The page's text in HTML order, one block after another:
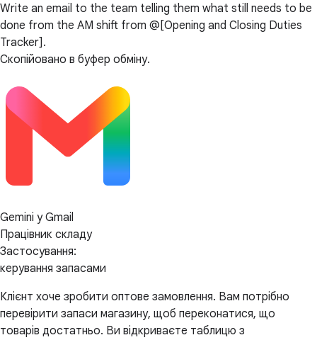
Write an email to the team telling them what still needs to be
done from the AM shift from @[Opening and Closing Duties
Tracker].
Скопійовано в буфер обміну.
Gemini у Gmail
Працівник складу
Застосування:
керування запасами
Клієнт хоче зробити оптове замовлення. Вам потрібно
перевірити запаси магазину, щоб переконатися, що
товарів достатньо. Ви відкриваєте таблицю з